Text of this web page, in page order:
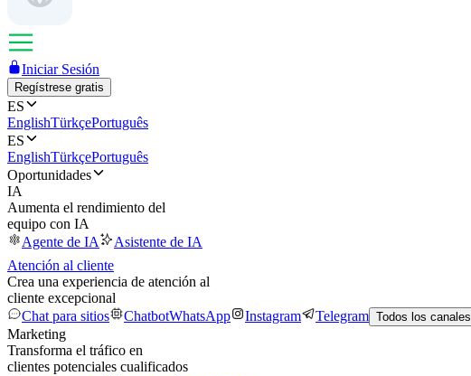
Iniciar Sesión
Regístrese gratis
ES
EnglishTürkçePortuguês
ES
EnglishTürkçePortuguês
Oportunidades
IA
Aumenta el rendimiento del
equipo con IA
Agente de IA
Asistente de IA
Atención al cliente
Crea una experiencia de atención al
cliente excepcional
Chat para sitios
ChatbotWhatsApp Instagram Telegram Todos los canales
Marketing
Transforma el tráfico en
clientes potenciales cualificados